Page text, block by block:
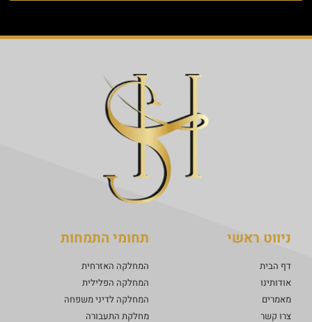
ניווט ראשי
דף הבית
אודותינו
מאמרים
צרו קשר
תחומי התמחות
המחלקה האזרחית
המחלקה הפלילית
המחלקה לדיני משפחה
מחלקת התעבורה